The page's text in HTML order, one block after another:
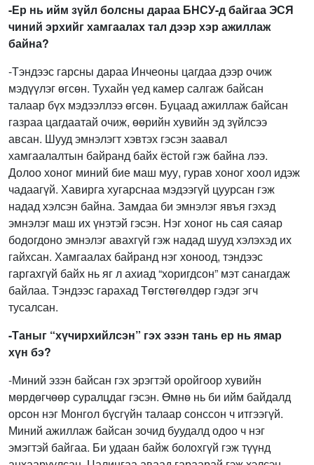
-Ер нь ийм зүйл болсны дараа БНСУ-д байгаа ЭСЯ
чиний эрхийг хамгаалах тал дээр хэр ажиллаж
байна?
-Тэндээс гарсны дараа Инчеоны цагдаа дээр очиж
мэдүүлэг өгсөн. Тухайн үед камер салгаж байсан
талаар бүх мэдээллээ өгсөн. Буцаад ажиллаж байсан
газраа цагдаатай очиж, өөрийн хувийн эд зүйлсээ
авсан. Шууд эмнэлэгт хэвтэх гэсэн заавал
хамгаалалтын байранд байх ёстой гэж байна лээ.
Долоо хоног миний бие маш муу, гурав хоног хоол идэж
чадаагүй. Хавирга хугарснаа мэдээгүй цуурсан гэж
надад хэлсэн байна. Замдаа би эмнэлэг явъя гэхэд
эмнэлэг маш их үнэтэй гэсэн. Нэг хоног нь сая саяар
бодогдоно эмнэлэг авахгүй гэж надад шууд хэлэхэд их
гайхсан. Хамгаалах байранд нэг хоноод, тэндээс
гаргахгүй байх нь яг л ахиад “хоригдсон” мэт санагдаж
байлаа. Тэндээс гарахад Төгстөгөлдөр гэдэг эгч
тусалсан.
-Таныг “хүчирхийлсэн” гэх эзэн тань ер нь ямар
хүн бэ?
-Миний эзэн байсан гэх эрэгтэй оройгоор хувийн
мөрдөгчөөр суралцдаг гэсэн. Өмнө нь би ийм байдалд
орсон нэг Монгол бүсгүйн талаар сонссон ч итгээгүй.
Миний ажиллаж байсан зочид буудалд одоо ч нэг
эмэгтэй байгаа. Би удаан байж болохгүй гэж түүнд